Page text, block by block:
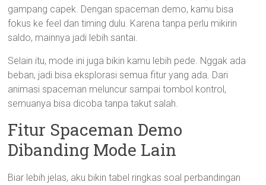
gampang capek. Dengan spaceman demo, kamu bisa
fokus ke feel dan timing dulu. Karena tanpa perlu mikirin
saldo, mainnya jadi lebih santai.
Selain itu, mode ini juga bikin kamu lebih pede. Nggak ada
beban, jadi bisa eksplorasi semua fitur yang ada. Dari
animasi spaceman meluncur sampai tombol kontrol,
semuanya bisa dicoba tanpa takut salah.
Fitur Spaceman Demo
Dibanding Mode Lain
Biar lebih jelas, aku bikin tabel ringkas soal perbandingan